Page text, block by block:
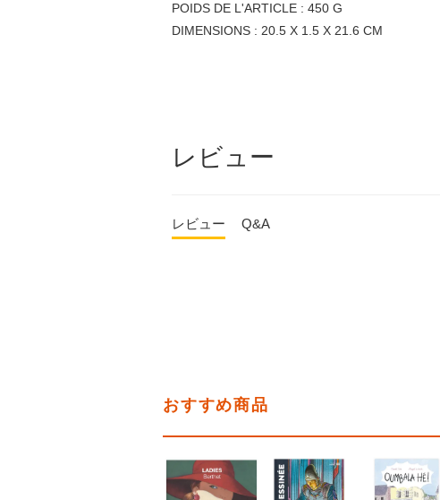
POIDS DE L'ARTICLE : 450 G
DIMENSIONS : 20.5 X 1.5 X 21.6 CM
レビュー
レビュー Q&A
おすすめ商品